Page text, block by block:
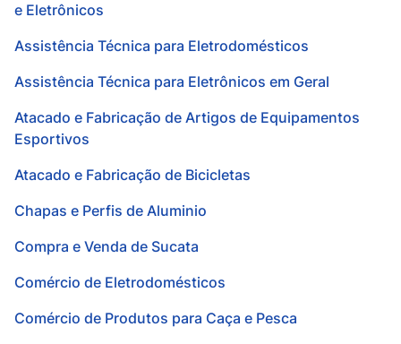
e Eletrônicos
Assistência Técnica para Eletrodomésticos
Assistência Técnica para Eletrônicos em Geral
Atacado e Fabricação de Artigos de Equipamentos
Esportivos
Atacado e Fabricação de Bicicletas
Chapas e Perfis de Aluminio
Compra e Venda de Sucata
Comércio de Eletrodomésticos
Comércio de Produtos para Caça e Pesca